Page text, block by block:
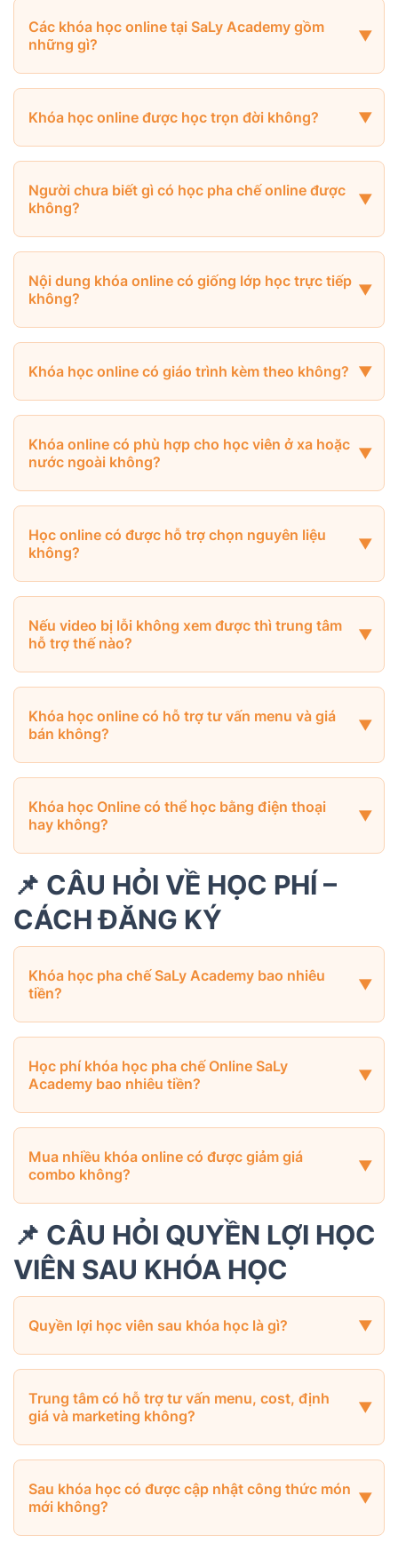
Các khóa học online tại SaLy Academy gồm
những gì?
Khóa học online được học trọn đời không?
Người chưa biết gì có học pha chế online được
không?
Nội dung khóa online có giống lớp học trực tiếp
không?
Khóa học online có giáo trình kèm theo không?
Khóa online có phù hợp cho học viên ở xa hoặc
nước ngoài không?
Học online có được hỗ trợ chọn nguyên liệu
không?
Nếu video bị lỗi không xem được thì trung tâm
hỗ trợ thế nào?
Khóa học online có hỗ trợ tư vấn menu và giá
bán không?
Khóa học Online có thể học bằng điện thoại
hay không?
📌 CÂU HỎI VỀ HỌC PHÍ –
CÁCH ĐĂNG KÝ
Khóa học pha chế SaLy Academy bao nhiêu
tiền?
Học phí khóa học pha chế Online SaLy
Academy bao nhiêu tiền?
Mua nhiều khóa online có được giảm giá
combo không?
📌 CÂU HỎI QUYỀN LỢI HỌC
VIÊN SAU KHÓA HỌC
Quyền lợi học viên sau khóa học là gì?
Trung tâm có hỗ trợ tư vấn menu, cost, định
giá và marketing không?
Sau khóa học có được cập nhật công thức món
mới không?